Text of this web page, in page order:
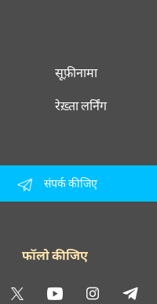
सूफ़ीनामा
रेख़्ता लर्निंग
संपर्क कीजिए
फॉलो कीजिए